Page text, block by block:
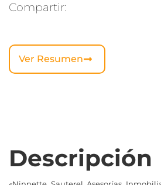
Compartir:
Ver Resumen
Descripción